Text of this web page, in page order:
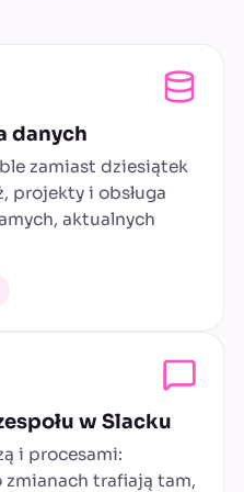
danych
zamiast dziesiątek
projekty i obsługa
aktualnych
w Slacku
i procesami:
trafiają tam,